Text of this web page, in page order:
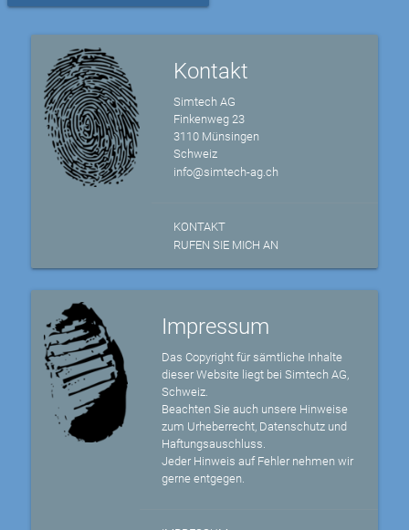
Kontakt
Simtech AG
Finkenweg 23
3110 Münsingen
Schweiz
info@simtech-ag.ch
KONTAKT
RUFEN SIE MICH AN
Impressum
Das Copyright für sämtliche Inhalte
dieser Website liegt bei Simtech AG,
Schweiz.
Beachten Sie auch unsere Hinweise
zum Urheberrecht, Datenschutz und
Haftungsauschluss.
Jeder Hinweis auf Fehler nehmen wir
gerne entgegen.